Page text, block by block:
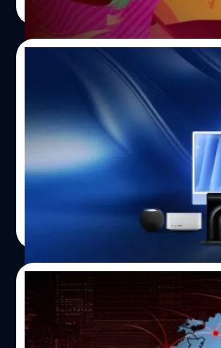
สัปดาห์ ไปอยู่ที่ 46.5% จากการสำรวจข
ประธานาธิบดีลี แจมยองได้ออกมาโพสต์
แพลตฟอร์ม X โดยปฏิเสธข้อหาเอื้อประโ
พร้อมเน้นย้ำว่า “นี่คือ…
คือ 'คุกกี้รัน' เกมวิ่งหนีแม่มดที่สร้างปรา
เพื่อขอ 'หัวใจ' กันทั้งวันทั้งคืน หลังจากผ่
แฟนเกมชาวไทยก็ต้องใจสลายเมื่อ
ยุติการให้บริการอย่างเป็นทางการในวันที่
เนื่องจากหมดสัญญาระหว่างผู้พัฒนาอย่
ทาง LINE ซึ่งถือเป็นการปิดฉากเกมมห
เงินและสะสมไอเทมกันมาอย่างแท้จริง ท
'ไอพี' (IP) หรือตัวแบรนด์คุกกี้รันที่ทาง
ปล่อยให้ตายตามเกมภาคแรกไป เลยเลื
ต่อเองในชื่อ 'Cookie Run: OvenBreak'
ปี 2016 เพื่อรองรับผู้เล่นที่ยังอยากวิ่งต่อ
จะไม่เปรี้ยงปร้างเท่าเวอร์ชัน LINE และ
ไปในสายตาคนทั่วไป แต่การรักษาฐาน
ก้าวสำคัญที่นำไปสู่จุดเปลี่ยนในเวลาต่อ
แนวอื่นที่หลากหลาย คุกกี้รันไม่ได้จำกัด
วิ่ง แต่ได้ขยายจักรวาลออกไปในหลายแ
เสียงฮือฮาที่สุดคือ 'Cookie Run:…
Read More
Apple ประกาศขึ้นราคาแล้ว !
ขึ้นอีก หรือรอปรับลดลงเหลือเ
บทความนี้เราจะพาทุกคนมาดูความเป็นไ
"เราจะต้องจ่ายแพงไปถึงเมื่อไร" เพื่อจะ
ตอนนี้ก่อนราคาขึ้น" หรือ "รอให้ลดราคา
ประกาศขึ้นราคาอะไรบ้าง ? นี่คือตารางก
สินค้า Apple ทั้งหมด จากที่เห็นก็รู้เลยว่
มาก ประเภท รุ่น รุ่นย่อย ราคาเดิม ราคา
เปอร์เซ็นต์ MacBook MacBook Neo
฿24,900 +฿5,000 +25.13% MacBook
฿22,900 ฿27,900 +฿5,000 +21.83%
฿36,900 ฿44,900 +฿8,000 +21.68%
M5 ฿44,900 ฿54,900 +฿10,000
14" M5…
| 39 days ago
ตำรวจสากลเผยเอเชียแชมป์
กว่าโลก 2 เท่า !